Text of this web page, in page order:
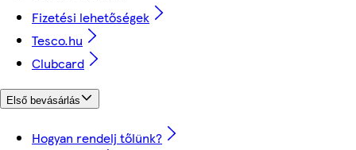
Fizetési lehetőségek
Tesco.hu
Clubcard
Első bevásárlás
Hogyan rendelj tőlünk?